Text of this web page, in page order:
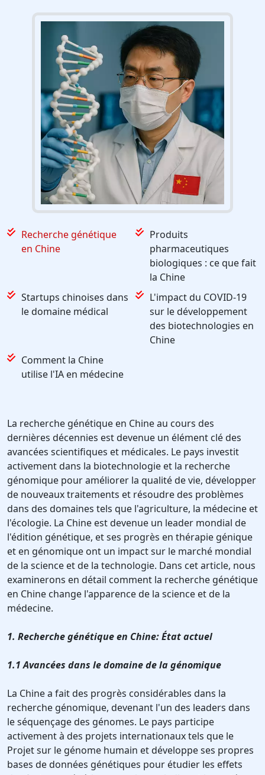
Recherche génétique
en Chine
Produits
pharmaceutiques
biologiques : ce que fait
la Chine
Startups chinoises dans
le domaine médical
L'impact du COVID-19
sur le développement
des biotechnologies en
Chine
Comment la Chine
utilise l'IA en médecine
La recherche génétique en Chine au cours des
dernières décennies est devenue un élément clé des
avancées scientifiques et médicales. Le pays investit
activement dans la biotechnologie et la recherche
génomique pour améliorer la qualité de vie, développer
de nouveaux traitements et résoudre des problèmes
dans des domaines tels que l'agriculture, la médecine et
l'écologie. La Chine est devenue un leader mondial de
l'édition génétique, et ses progrès en thérapie génique
et en génomique ont un impact sur le marché mondial
de la science et de la technologie. Dans cet article, nous
examinerons en détail comment la recherche génétique
en Chine change l'apparence de la science et de la
médecine.
1. Recherche génétique en Chine: État actuel
1.1 Avancées dans le domaine de la génomique
La Chine a fait des progrès considérables dans la
recherche génomique, devenant l'un des leaders dans
le séquençage des génomes. Le pays participe
activement à des projets internationaux tels que le
Projet sur le génome humain et développe ses propres
bases de données génétiques pour étudier les effets